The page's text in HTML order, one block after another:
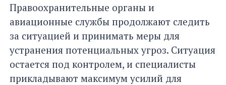
Правоохранительные органы и
авиационные службы продолжают следить
за ситуацией и принимать меры для
устранения потенциальных угроз. Ситуация
остается под контролем, и специалисты
прикладывают максимум усилий для